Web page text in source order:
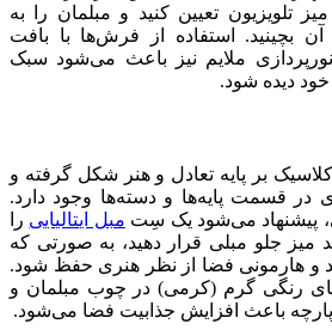
تلویزیون تعیین کنید و مبلمان را به
بچینید. استفاده از فرش‌ها با بافت
ملایم نیز باعث می‌شود سبک
دیده شود.
کلاسیک بر پایه تعادل و هنر شکل گرفته و
در قسمت پایه‌ها و دسته‌ها وجود دارد.
پیشنهاد می‌شود یک سِت مبل ایتالیایی را
میز جلو مبلی قرار دهید، به صورتی که
و هارمونی فضا از نظر هنری حفظ شود.
رنگی گرم (کرمی) در چوب مبلمان و
باعث افزایش جذابیت فضا می‌شود.